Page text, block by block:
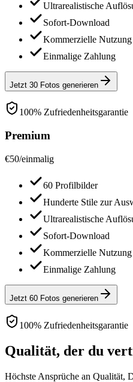
Ultrarealistische
Sofort-Download
Kommerzielle Nutzung
Einmalige Zahlung
Jetzt 30 Fotos generieren
100% Zufriedenheitsgarantie
Premium
€50/einmalig
60 Profilbilder
Hunderte Stile zur
Ultrarealistische
Sofort-Download
Kommerzielle Nutzung
Einmalige Zahlung
Jetzt 60 Fotos generieren
100% Zufriedenheitsgarantie
Qualität, der du
Höchste Ansprüche an Qualität,